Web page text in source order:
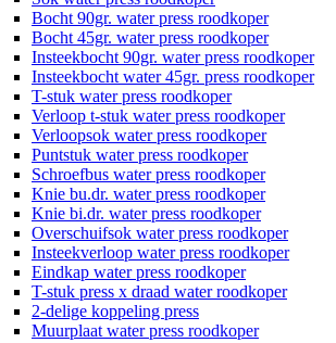
Bocht 90gr. water press roodkoper
Bocht 45gr. water press roodkoper
Insteekbocht 90gr. water press roodkoper
Insteekbocht water 45gr. press roodkoper
T-stuk water press roodkoper
Verloop t-stuk water press roodkoper
Verloopsok water press roodkoper
Puntstuk water press roodkoper
Schroefbus water press roodkoper
Knie bu.dr. water press roodkoper
Knie bi.dr. water press roodkoper
Overschuifsok water press roodkoper
Insteekverloop water press roodkoper
Eindkap water press roodkoper
T-stuk press x draad water roodkoper
2-delige koppeling press
Muurplaat water press roodkoper